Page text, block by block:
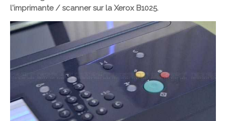
l'imprimante / scanner sur la Xerox B1025.